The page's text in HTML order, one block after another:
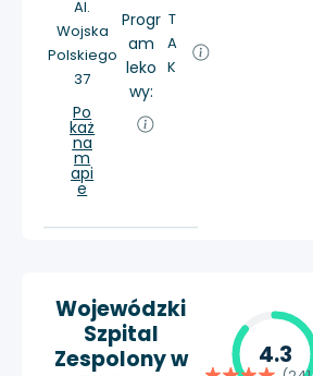
Al.
Wojska
Polskiego
37
Po
każ
na
m
api
e
Progr
am
leko
wy:
T
A
K
Wojewódzki
Szpital
Zespolony w
4.3